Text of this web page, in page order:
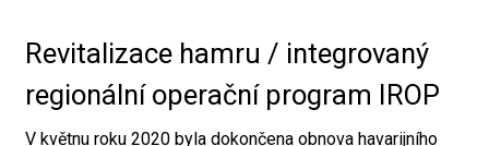
Revitalizace hamru / integrovaný
regionální operační program IROP
V květnu roku 2020 byla dokončena obnova havarijního